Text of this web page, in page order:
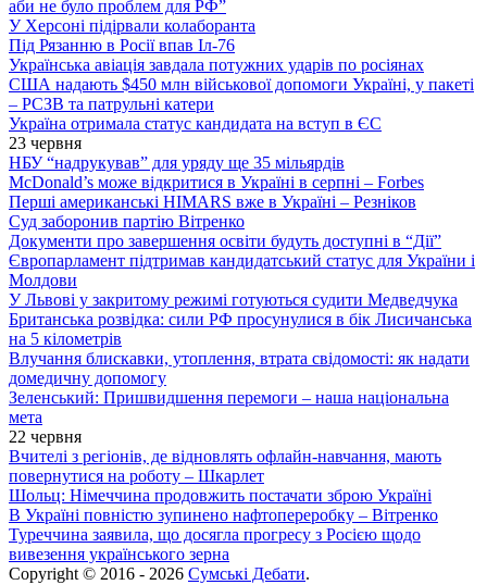
аби не було проблем для РФ”
У Херсоні підірвали колаборанта
Під Рязанню в Росії впав Іл-76
Українська авіація завдала потужних ударів по росіянах
США надають $450 млн військової допомоги Україні, у пакеті
– РСЗВ та патрульні катери
Україна отримала статус кандидата на вступ в ЄС
23 червня
НБУ “надрукував” для уряду ще 35 мільярдів
McDonald’s може відкритися в Україні в серпні – Forbes
Перші американські HIMARS вже в Україні – Резніков
Суд заборонив партію Вітренко
Документи про завершення освіти будуть доступні в “Дії”
Європарламент підтримав кандидатський статус для України і
Молдови
У Львові у закритому режимі готуються судити Медведчука
Британська розвідка: сили РФ просунулися в бік Лисичанська
на 5 кілометрів
Влучання блискавки, утоплення, втрата свідомості: як надати
домедичну допомогу
Зеленський: Пришвидшення перемоги – наша національна
мета
22 червня
Вчителі з регіонів, де відновлять офлайн-навчання, мають
повернутися на роботу – Шкарлет
Шольц: Німеччина продовжить постачати зброю Україні
В Україні повністю зупинено нафтопереробку – Вітренко
Туреччина заявила, що досягла прогресу з Росією щодо
вивезення українського зерна
Copyright © 2016 - 2026 Сумські Дебати.